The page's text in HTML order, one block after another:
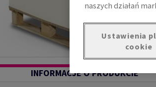
INFORMACJE O PRODUKCIE
naszych działań
Ustawienia
cookie